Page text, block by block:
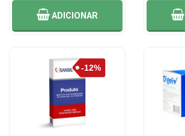
ADICIONAR